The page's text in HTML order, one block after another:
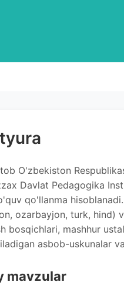
O'zbekiston
Davlat Pedagogika
qo'llanma
ozarbayjon, turk, hind)
bosqichlari, mashhur
asbob-uskunalar
mavzular